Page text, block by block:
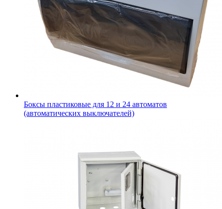
Боксы пластиковые для 12 и 24 автоматов
(автоматических выключателей)